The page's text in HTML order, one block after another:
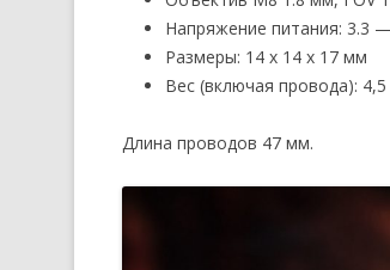
Напряжение питания: 3.3
Размеры: 14 х 14 х 17 мм
Вес (включая провода):
Длина проводов 47 мм.